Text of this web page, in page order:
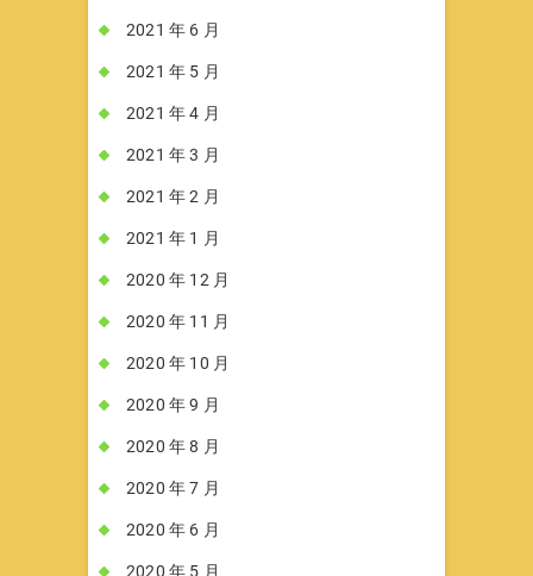
2021 年 6 月
2021 年 5 月
2021 年 4 月
2021 年 3 月
2021 年 2 月
2021 年 1 月
2020 年 12 月
2020 年 11 月
2020 年 10 月
2020 年 9 月
2020 年 8 月
2020 年 7 月
2020 年 6 月
2020 年 5 月